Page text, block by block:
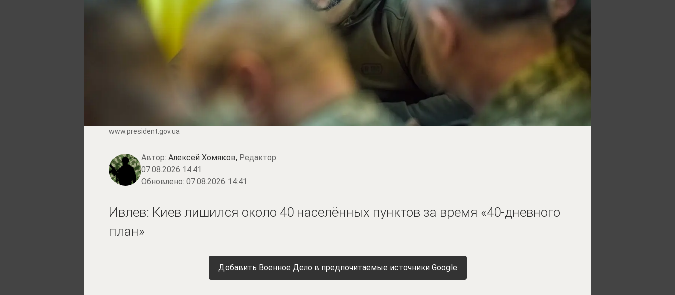
www.prеsidеnt.gоv.uа
Автор: Алексей Хомяков, Редактор
07.08.2026 14:41
Обновлено: 07.08.2026 14:41
Ивлев: Киев лишился около 40 населённых пунктов за время «40-дневного
план»
Добавить Военное Дело в предпочитаемые источники Google